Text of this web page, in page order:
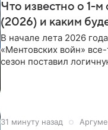
Что известно о 1-
(2026) и каким
В начале лета 2026
«Ментовских войн»
сезон поставил
31 минуту назад